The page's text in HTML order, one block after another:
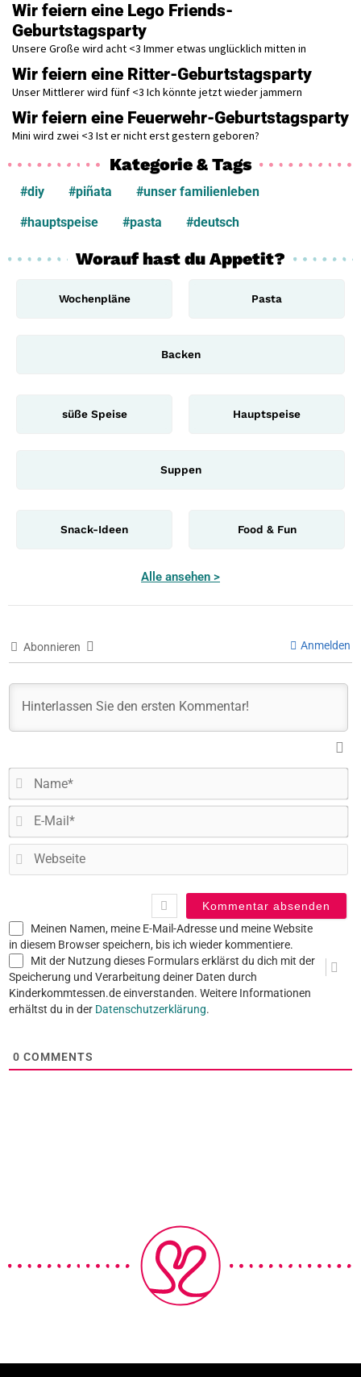
Wir feiern eine Lego Friends-
Geburtstagsparty
Unsere Große wird acht <3 Immer etwas unglücklich mitten in
Wir feiern eine Ritter-Geburtstagsparty
Unser Mittlerer wird fünf <3 Ich könnte jetzt wieder jammern
Wir feiern eine Feuerwehr-Geburtstagsparty
Mini wird zwei <3 Ist er nicht erst gestern geboren?
Kategorie & Tags
#diy #piñata
#unser familienleben
#hauptspeise
#pasta #deutsch
Worauf hast du Appetit?
Wochenpläne Pasta
Backen
süße Speise Hauptspeise
Suppen
Snack-Ideen Food & Fun
Alle ansehen >
Abonnieren Anmelden
Meinen Namen, meine E-Mail-Adresse und meine Website
in diesem Browser speichern, bis ich wieder kommentiere.
Mit der Nutzung dieses Formulars erklärst du dich mit der
Speicherung und Verarbeitung deiner Daten durch
Kinderkommtessen.de einverstanden. Weitere Informationen
erhältst du in der Datenschutzerklärung.
0 COMMENTS